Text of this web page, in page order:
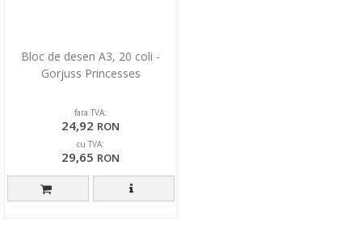
Bloc de desen A3, 20 coli -
Gorjuss Princesses
fara TVA:
24,92 RON
cu TVA:
29,65 RON